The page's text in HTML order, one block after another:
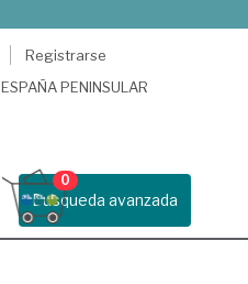
Registrarse
ESPAÑA PENINSULAR
Busqueda avanzada
0